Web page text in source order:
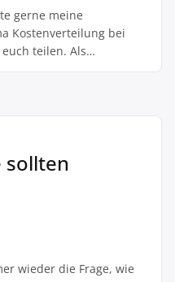
gerne meine
Kostenverteilung bei
teilen. Als
sollten
wieder die Frage, wie